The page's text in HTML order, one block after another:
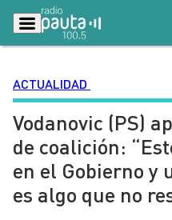
Podcasts
Lo Último
Ciudad
Radio en vivo
ACTUALIDAD
Vodanovic (PS)
de coalición:
en el Gobierno y
es algo que no